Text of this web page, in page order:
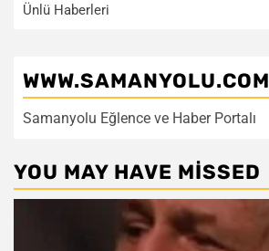
Ünlü Haberleri
WWW.SAMANYOLU.COM
Samanyolu Eğlence ve Haber Portalı
YOU MAY HAVE MISSED